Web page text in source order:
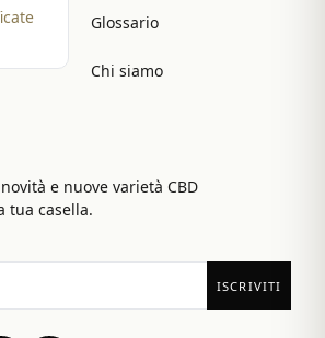
Glossario
Chi siamo
e nuove varietà CBD
tua casella.